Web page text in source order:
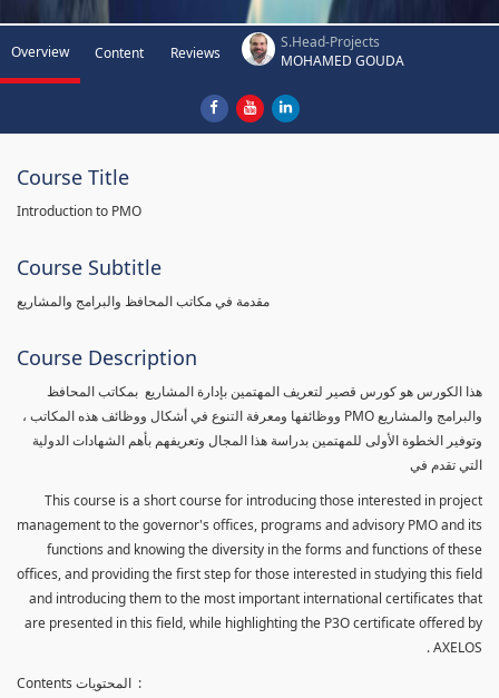
Overview Content Reviews
S.Head-Projects
MOHAMED GOUDA
Course Title
Introduction to PMO
Course Subtitle
مقدمة في مكاتب المحافظ والبرامج والمشاريع
Course Description
هذا الكورس هو كورس قصير لتعريف المهتمين بإدارة المشاريع بمكاتب المحافظ
والبرامج والمشاريع PMO ووظائفها ومعرفة التنوع في أشكال ووظائف هذه المكاتب ،
وتوفير الخطوة الأولى للمهتمين بدراسة هذا المجال وتعريفهم بأهم الشهادات الدولية
التي تقدم في
This course is a short course for introducing those interested in project
management to the governor's offices, programs and advisory PMO and its
functions and knowing the diversity in the forms and functions of these
offices, and providing the first step for those interested in studying this field
and introducing them to the most important international certificates that
are presented in this field, while highlighting the P3O certificate offered by
AXELOS .
Contents المحتويات :